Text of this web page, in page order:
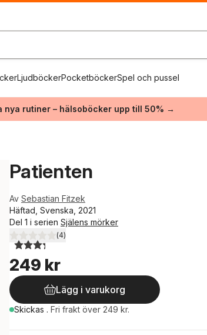
LjudböckerPocketböckerSpel och pussel
nya rutiner – hälsoböcker upp till 50% →
Patienten
Av Sebastian Fitzek
Häftad, Svenska, 2021
Del 1 i serien Själens mörker
3,3utav 5 stjärnor. Totalt antal röster:
(4)
249 kr
Lägg i varukorg
Skickas . Fri frakt över 249 kr.